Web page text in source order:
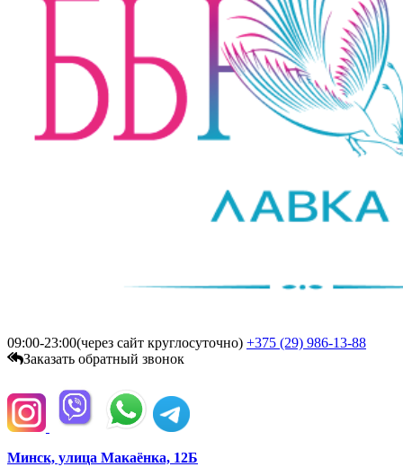
09:00-23:00(через сайт круглосуточно) +375 (29) 986-13-88
Заказать обратный звонок
Минск, улица Макаёнка, 12Б